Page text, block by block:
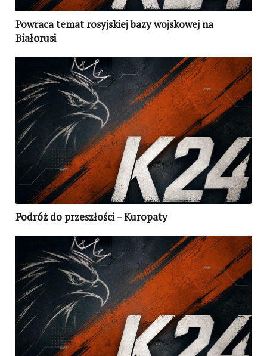
Powraca temat rosyjskiej bazy wojskowej na
Białorusi
Podróż do przeszłości – Kuropaty